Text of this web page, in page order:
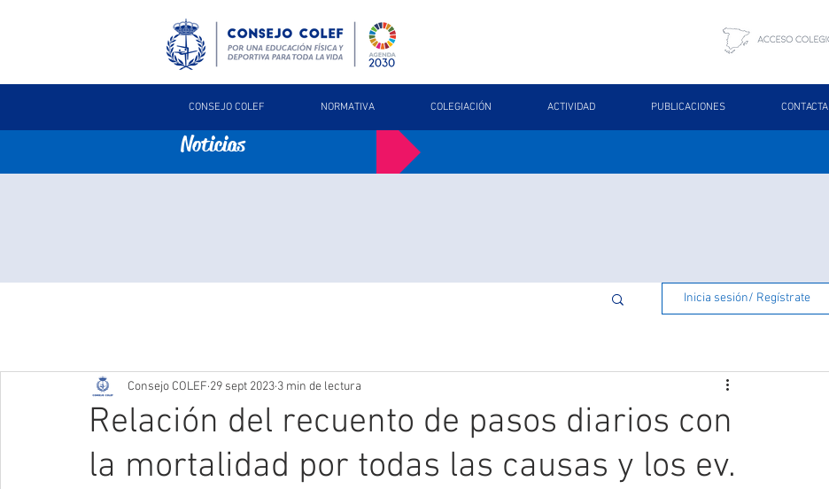
CONSEJO COLEF NORMATIVA COLEGIACIÓN ACTIVIDAD PUBLICACIONES CONTACTA
Noticias
Inicia sesión/ Regístrate
Relación del recuento de pasos diarios con
la mortalidad por todas las causas y los ev.
Consejo COLEF 29 sept 2023 3 min de lectura